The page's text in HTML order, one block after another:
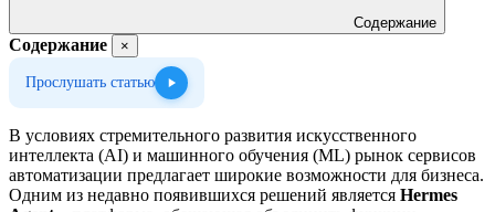
Содержание
Содержание ×
Прослушать статью
В условиях стремительного развития искусственного
интеллекта (AI) и машинного обучения (ML) рынок сервисов
автоматизации предлагает широкие возможности для бизнеса.
Одним из недавно появившихся решений является Hermes